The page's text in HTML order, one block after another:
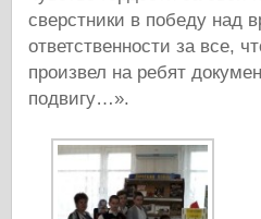
сверстники в победу над
ответственности за все,
произвел на ребят
подвигу…».